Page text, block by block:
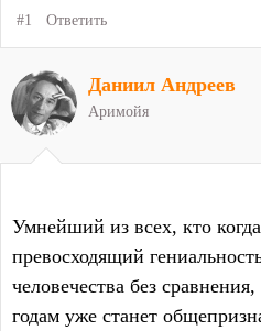
#1 Ответить
Умнейший из всех, кто
превосходящий
человечества без
годам уже станет
Даниил Андреев
Аримойя